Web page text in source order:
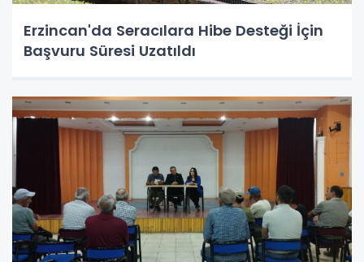
Erzincan'da Seracılara Hibe Desteği İçin
Başvuru Süresi Uzatıldı